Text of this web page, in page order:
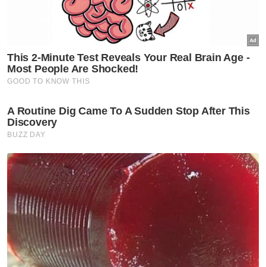
‘arrhythmia’
Semasa
tiri sejak usia 10 tahun